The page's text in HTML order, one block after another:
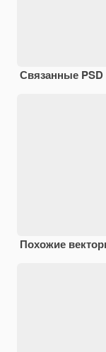
Связанные PSD
Похожие